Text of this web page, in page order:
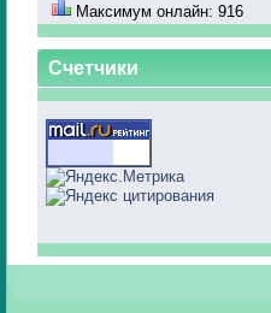
Максимум онлайн: 916
Счетчики